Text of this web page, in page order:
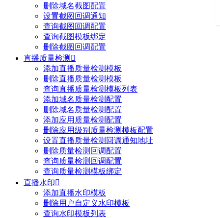
删除域名截图配置
设置截图回调通知
查询截图回调配置
查询截图模板绑定
删除截图回调配置
直播质量检测 
添加直播质量检测模板
删除直播质量检测模板
查询直播质量检测模板列表
添加域名质量检测配置
删除域名质量检测配置
添加应用质量检测配置
删除应用级别质量检测模板配置
设置直播质量检测回调通知地址
删除质量检测回调配置
查询质量检测回调配置
查询质量检测模板绑定
直播水印
添加直播水印模板
删除用户自定义水印模板
查询水印模板列表